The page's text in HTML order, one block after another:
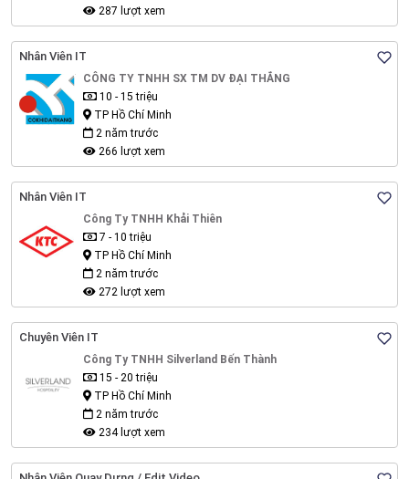
287 lượt xem
Nhân Viên IT
CÔNG TY TNHH SX TM DV ĐẠI THẮNG
10 - 15 triệu
TP Hồ Chí Minh
2 năm trước
266 lượt xem
Nhân Viên IT
Công Ty TNHH Khải Thiên
7 - 10 triệu
TP Hồ Chí Minh
2 năm trước
272 lượt xem
Chuyên Viên IT
Công Ty TNHH Silverland Bến Thành
15 - 20 triệu
TP Hồ Chí Minh
2 năm trước
234 lượt xem